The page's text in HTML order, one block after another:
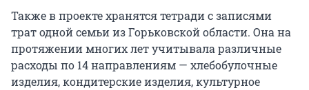
Также в проекте хранятся тетради с записями
трат одной семьи из Горьковской области. Она на
протяжении многих лет учитывала различные
расходы по 14 направлениям — хлебобулочные
изделия, кондитерские изделия, культурное